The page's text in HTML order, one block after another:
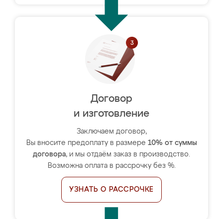
Договор
и изготовление
Заключаем договор,
Вы вносите предоплату в размере 10% от суммы
договора, и мы отдаём заказ в производство.
Возможна оплата в рассрочку без %.
УЗНАТЬ О РАССРОЧКЕ